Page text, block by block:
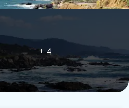
+ 4